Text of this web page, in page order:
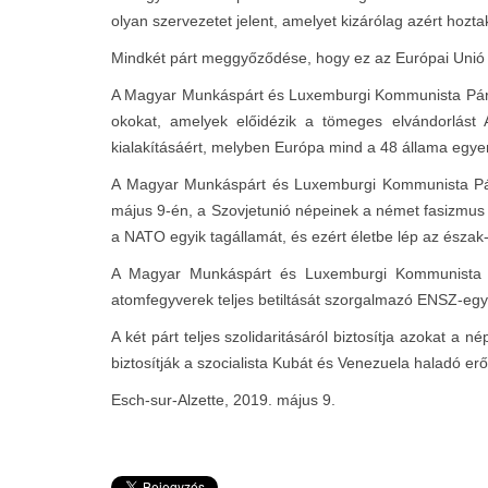
olyan szervezetet jelent, amelyet kizárólag azért
Mindkét párt meggyőződése, hogy ez az Európai
A Magyar Munkáspárt és Luxemburgi Kommunista
okokat, amelyek előidézik a tömeges
kialakításáért, melyben Európa mind a 48 állama
A Magyar Munkáspárt és Luxemburgi Kommunista
május 9-én, a Szovjetunió népeinek a német
a NATO egyik tagállamát, és ezért életbe lép az
A Magyar Munkáspárt és Luxemburgi
atomfegyverek teljes betiltását szorgalmazó ENSZ-
A két párt teljes szolidaritásáról biztosítja azokat a
biztosítják a szocialista Kubát és Venezuela haladó
Esch-sur-Alzette, 2019. május 9.